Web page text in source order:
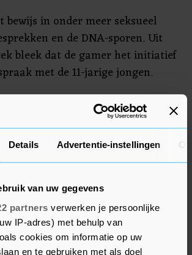
Details Advertentie-instellingen
van uw gegevens
partners verwerken je persoonlijke
IP-adres) met behulp van
cookies om informatie op uw
en te gebruiken met als doel
bewijs in onder meer seksueel
en de DNA-sporen. Uit
bleek dat de gamer het initiatief
met de 11-jarige jongen.
eiste een celstraf van
De man is verminderd
Volgens deskundigen
meerdere stoornissen, waaronder
behandeling en begeleiding
aldus de rechter. Een
de tbs-behandeling is